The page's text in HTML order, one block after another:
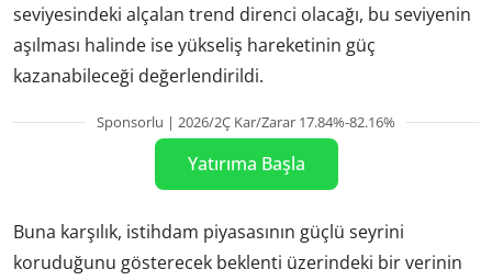
seviyesindeki alçalan trend direnci olacağı, bu seviyenin
aşılması halinde ise yükseliş hareketinin güç
kazanabileceği değerlendirildi.
Sponsorlu | 2026/2Ç Kar/Zarar 17.84%-82.16%
Yatırıma Başla
Buna karşılık, istihdam piyasasının güçlü seyrini
koruduğunu gösterecek beklenti üzerindeki bir verinin